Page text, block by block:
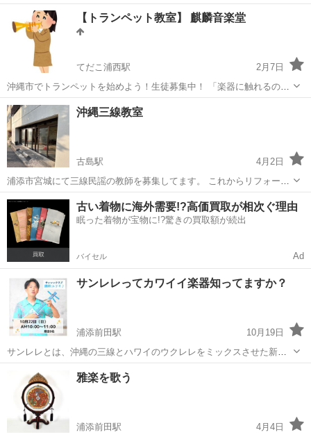
す。 🎵出張レッスンもOK！🌈 【三線体験について】 ～ファミリー・
おひとり様・初心者大歓迎！！～ 三線を弾いてみたい！唄ってみた
い！そ...
沖縄 石垣市 その他 琉球民謡
【トランペット教室】 麒麟音楽堂
てだこ浦西駅
2月7日
沖縄市でトランペットを始めよう！生徒募集中！ 「楽器に触れるのは
初めて」という小学生のお子さんから、「昔吹いていたけど、もう一
度始めたい！」という大人の方まで、レベルを問わず、どなたでも大
歓迎です。 ☆レッスンに...
沖縄 沖縄市 てだこ浦西駅
沖縄三線教室
古島駅
4月2日
浦添市宮城にて三線民謡の教師を募集してます。 これからリフォーム
に入る物件です。 賃貸料、授業料など細かい話はお会いして話しまし
ょう✨ #沖縄三線 #沖縄民謡 #三線教室
沖縄 浦添市 古島駅 その他 三線
古い着物に海外需要!?高価買取が相次ぐ理由
眠った着物が宝物に!?驚きの買取額が続出
バイセル Ad
サンレレってカワイイ楽器知ってますか？
浦添前田駅
10月19日
サンレレとは、沖縄の三線とハワイのウクレレをミックスさせた新し
い楽器！ サンレレ講座のご案内です＼(^o^)／ 【サンレレクラブ10月
の案内】 月1の5ヶ月限定で開催！ （8月〜12月まで） 10/22（日）午
前10:...
浦添市 浦添前田駅
雅楽を歌う
浦添前田駅 4月4日